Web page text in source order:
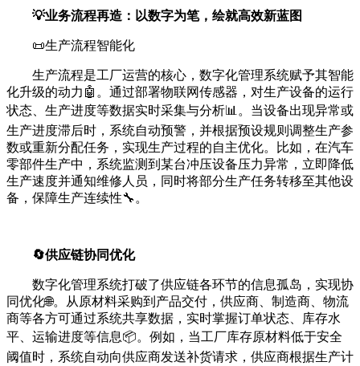
💡业务流程再造：以数字为笔，绘就高效新蓝图
📜生产流程智能化
生产流程是工厂运营的核心，数字化管理系统赋予其智能
化升级的动力🤖。通过部署物联网传感器，对生产设备的运行
状态、生产进度等数据实时采集与分析📊。当设备出现异常或
生产进度滞后时，系统自动预警，并根据预设规则调整生产参
数或重新分配任务，实现生产过程的自主优化。比如，在汽车
零部件生产中，系统监测到某台冲压设备压力异常，立即降低
生产速度并通知维修人员，同时将部分生产任务转移至其他设
备，保障生产连续性🔧。
🔄供应链协同优化
数字化管理系统打破了供应链各环节的信息孤岛，实现协
同优化🌐。从原材料采购到产品交付，供应商、制造商、物流
商等各方可通过系统共享数据，实时掌握订单状态、库存水
平、运输进度等信息📦。例如，当工厂库存原材料低于安全
阈值时，系统自动向供应商发送补货请求，供应商根据生产计